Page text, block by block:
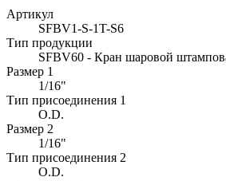
Артикул
SFBV1-S-1T-S6
Тип продукции
SFBV60 - Кран шаровой
Размер 1
1/16"
Тип присоединения 1
O.D.
Размер 2
1/16"
Тип присоединения 2
O.D.